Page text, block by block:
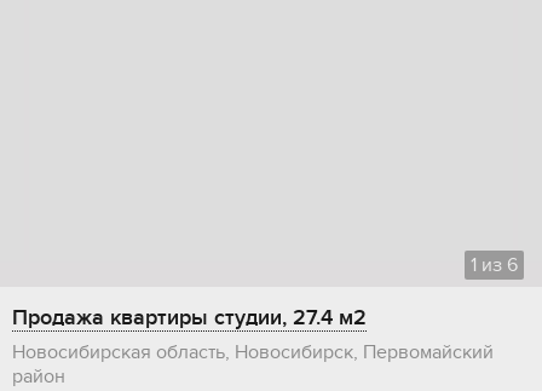
1 из 6
Продажа квартиры студии, 27.4 м2
Новосибирская область, Новосибирск, Первомайский
район